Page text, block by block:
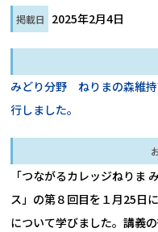
2025年2月4日
みどり分野 ねりまの森維
行しました。
「つながるカレッジねりま
ス」の第８回目を１月25日
について学びました。講義